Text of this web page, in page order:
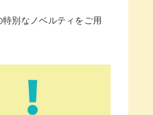
別なノベルティをご用